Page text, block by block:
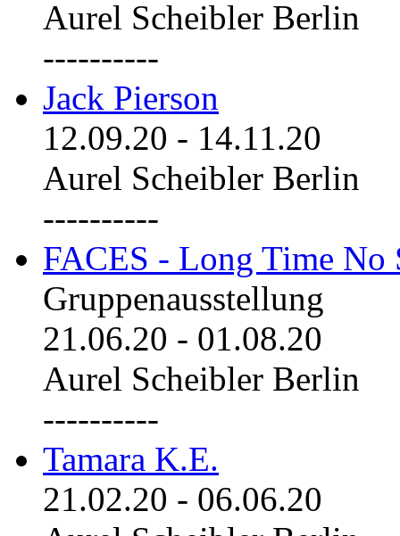
Aurel Scheibler Berlin
----------
Jack Pierson
12.09.20 - 14.11.20
Aurel Scheibler Berlin
----------
FACES - Long Time No
Gruppenausstellung
21.06.20 - 01.08.20
Aurel Scheibler Berlin
----------
Tamara K.E.
21.02.20 - 06.06.20